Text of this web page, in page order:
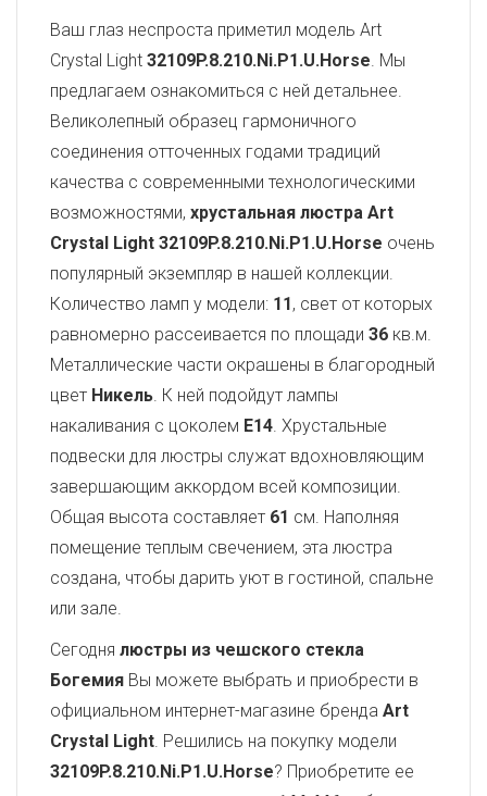
Ваш глаз неспроста приметил модель Art
Crystal Light 32109P.8.210.Ni.P1.U.Horse. Мы
предлагаем ознакомиться с ней детальнее.
Великолепный образец гармоничного
соединения отточенных годами традиций
качества с современными технологическими
возможностями, хрустальная люстра Art
Crystal Light 32109P.8.210.Ni.P1.U.Horse очень
популярный экземпляр в нашей коллекции.
Количество ламп у модели: 11, свет от которых
равномерно рассеивается по площади 36 кв.м.
Металлические части окрашены в благородный
цвет Никель. К ней подойдут лампы
накаливания с цоколем E14. Хрустальные
подвески для люстры служат вдохновляющим
завершающим аккордом всей композиции.
Общая высота составляет 61 см. Наполняя
помещение теплым свечением, эта люстра
создана, чтобы дарить уют в гостиной, спальне
или зале.
Сегодня люстры из чешского стекла
Богемия Вы можете выбрать и приобрести в
официальном интернет-магазине бренда Art
Crystal Light. Решились на покупку модели
32109P.8.210.Ni.P1.U.Horse? Приобретите ее